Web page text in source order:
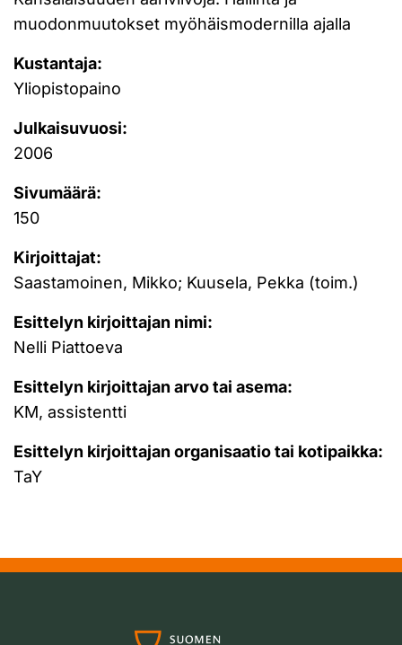
muodonmuutokset myöhäismodernilla ajalla
Kustantaja:
Yliopistopaino
Julkaisuvuosi:
2006
Sivumäärä:
150
Kirjoittajat:
Saastamoinen, Mikko; Kuusela, Pekka (toim.)
Esittelyn kirjoittajan nimi:
Nelli Piattoeva
Esittelyn kirjoittajan arvo tai asema:
KM, assistentti
Esittelyn kirjoittajan organisaatio tai kotipaikka:
TaY